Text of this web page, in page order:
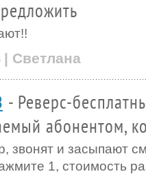
| Светлана
- Реверс-
абонентом,
звонят и засыпают
1, стоимость